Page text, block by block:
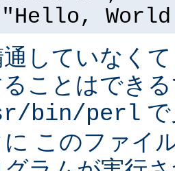
していなく
ことはでき
bin/perl
このファイ